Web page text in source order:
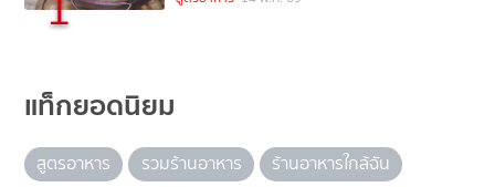
แท็กยอดนิยม
สูตรอาหาร รวมร้านอาหาร
ร้านอาหารใกล้ฉัน